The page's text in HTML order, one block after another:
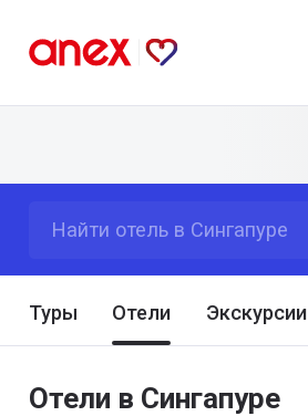
Найти отель в Сингапуре
Туры Отели Экскурсии
Отели в Сингапуре